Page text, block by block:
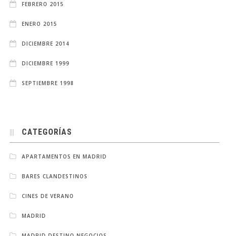
FEBRERO 2015
ENERO 2015
DICIEMBRE 2014
DICIEMBRE 1999
SEPTIEMBRE 1998
CATEGORÍAS
APARTAMENTOS EN MADRID
BARES CLANDESTINOS
CINES DE VERANO
MADRID